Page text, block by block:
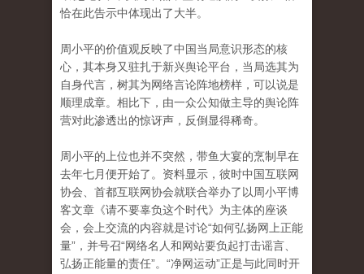
恰在此告示中体现出了大半。
周小平的价值观反映了中国当局意识形态的核
心，其本身又驻扎于新兴舆论平台，当局选其为
自身代言，树其为网络言论阵地榜样，可以说是
顺理成章。相比下，由一众公知做主导的舆论阵
营对此渗透出的惊讶声，反倒显得稀奇。
周小平的上位也并不突然，带鱼大宴的烹制早在
去年七月便开始了。资料显示，彼时中国互联网
协会、首都互联网协会就联合举办了以周小平博
客文章《请不要辜负这个时代》为主体的座谈
会，会上交流的内容就是讨论“如何弘扬网上正能
量”，并号召“网络名人和网站要负起打击谣言、
弘扬正能量的责任”。“净网运动”正是与此同时开